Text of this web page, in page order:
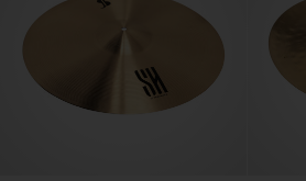
DH
Traditional